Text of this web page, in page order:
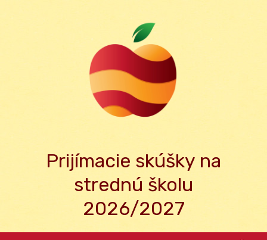
Prijímacie skúšky na
strednú školu
2026/2027